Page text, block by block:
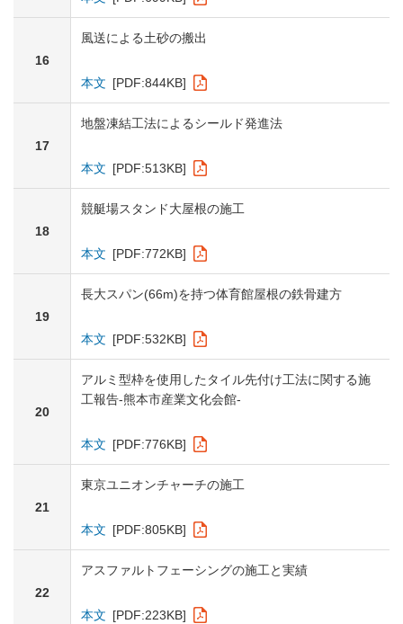
16
風送による土砂の搬出
本文 [PDF:844KB]
17
地盤凍結工法によるシールド発進法
本文 [PDF:513KB]
18
競艇場スタンド大屋根の施工
本文 [PDF:772KB]
19
長大スパン(66m)を持つ体育館屋根の鉄骨建方
本文 [PDF:532KB]
20
アルミ型枠を使用したタイル先付け工法に関する施
工報告-熊本市産業文化会館-
本文 [PDF:776KB]
21
東京ユニオンチャーチの施工
本文 [PDF:805KB]
22
アスファルトフェーシングの施工と実績
本文 [PDF:223KB]